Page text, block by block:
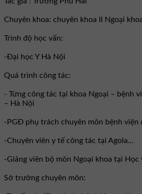
Chuyên khoa: chuyên khoa II Ngoại
Trình độ học vấn:
-Đại học Y Hà Nội
Quá trình công tác:
- Từng công tác tại khoa Ngoại – bệnh
– Hà Nội
-PGĐ phụ trách chuyên môn bệnh viện
-Chuyên viên y tế công tác tại Agola...
-Giảng viên bộ môn Ngoại khoa tại Học
Sở trưởng chuyên môn: